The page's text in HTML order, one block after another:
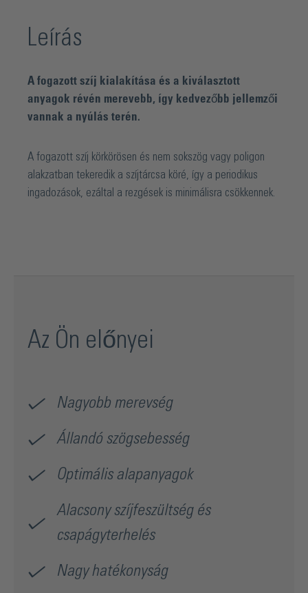
Leírás
A fogazott szíj kialakítása és a kiválasztott
anyagok révén merevebb, így kedvezőbb jellemzői
vannak a nyúlás terén.
A fogazott szíj körkörösen és nem sokszög vagy poligon
alakzatban tekeredik a szíjtárcsa köré, így a periodikus
ingadozások, ezáltal a rezgések is minimálisra csökkennek.
Az Ön előnyei
Nagyobb merevség
Állandó szögsebesség
Optimális alapanyagok
Alacsony szíjfeszültség és
csapágyterhelés
Nagy hatékonyság